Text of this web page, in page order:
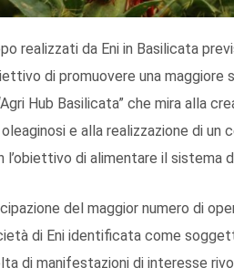
realizzati da Eni in Basilicata
di promuovere una
Hub Basilicata” che mira alla
e alla realizzazione di
di alimentare il sistema
del maggior numero di
di Eni identificata come
di manifestazioni di interesse